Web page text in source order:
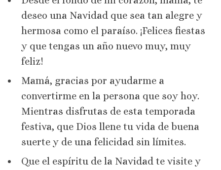
deseo una Navidad que sea tan alegre y
hermosa como el paraíso. ¡Felices fiestas
y que tengas un año nuevo muy, muy
feliz!
Mamá, gracias por ayudarme a
convertirme en la persona que soy hoy.
Mientras disfrutas de esta temporada
festiva, que Dios llene tu vida de buena
suerte y de una felicidad sin límites.
Que el espíritu de la Navidad te visite y